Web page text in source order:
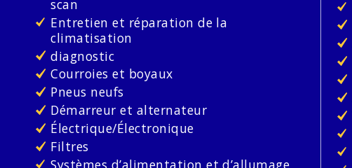
scan
Entretien et réparation de la
climatisation
diagnostic
Courroies et boyaux
Pneus neufs
Démarreur et alternateur
Électrique/Électronique
Filtres
Systèmes d’alimentation et d’allumage